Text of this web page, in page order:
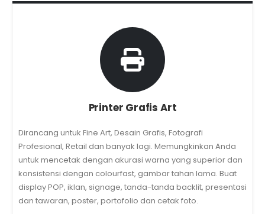
Printer Grafis Art
Dirancang untuk Fine Art, Desain Grafis, Fotografi
Profesional, Retail dan banyak lagi. Memungkinkan Anda
untuk mencetak dengan akurasi warna yang superior dan
konsistensi dengan colourfast, gambar tahan lama. Buat
display POP, iklan, signage, tanda-tanda backlit, presentasi
dan tawaran, poster, portofolio dan cetak foto.